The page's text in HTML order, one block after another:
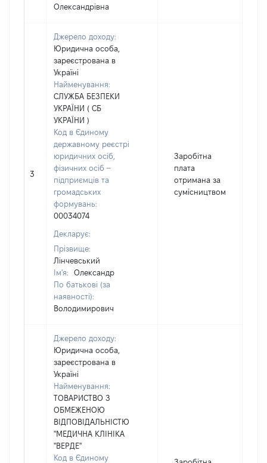
Олександрівна
3
Джерело доходу:
Юридична особа,
зареєстрована в
Україні
Найменування:
СЛУЖБА БЕЗПЕКИ
УКРАЇНИ ( СБ
УКРАЇНИ )
Код в Єдиному
державному реєстрі
юридичних осіб,
фізичних осіб –
підприємців та
громадських
формувань:
00034074
Декларує:
Прізвище:
Лінчевський
Ім'я:
Олександр
По батькові (за
наявності):
Володимирович
Заробітна
плата
отримана за
сумісництвом
Джерело доходу:
Юридична особа,
зареєстрована в
Україні
Найменування:
ТОВАРИСТВО З
ОБМЕЖЕНОЮ
ВІДПОВІДАЛЬНІСТЮ
"МЕДИЧНА КЛІНІКА
"ВЕРДЕ"
Код в Єдиному